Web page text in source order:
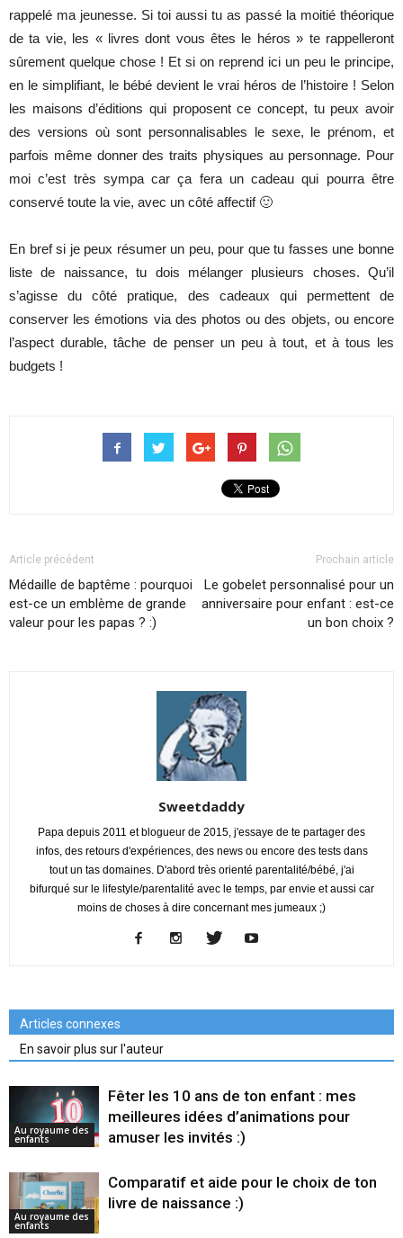
rappelé ma jeunesse. Si toi aussi tu as passé la moitié théorique
de ta vie, les « livres dont vous êtes le héros » te rappelleront
sûrement quelque chose ! Et si on reprend ici un peu le principe,
en le simplifiant, le bébé devient le vrai héros de l’histoire ! Selon
les maisons d’éditions qui proposent ce concept, tu peux avoir
des versions où sont personnalisables le sexe, le prénom, et
parfois même donner des traits physiques au personnage. Pour
moi c’est très sympa car ça fera un cadeau qui pourra être
conservé toute la vie, avec un côté affectif 🙂
En bref si je peux résumer un peu, pour que tu fasses une bonne
liste de naissance, tu dois mélanger plusieurs choses. Qu’il
s’agisse du côté pratique, des cadeaux qui permettent de
conserver les émotions via des photos ou des objets, ou encore
l’aspect durable, tâche de penser un peu à tout, et à tous les
budgets !
Article précédent
Médaille de baptême : pourquoi
est-ce un emblème de grande
valeur pour les papas ? :)
Prochain article
Le gobelet personnalisé pour un
anniversaire pour enfant : est-ce
un bon choix ?
Sweetdaddy
Papa depuis 2011 et blogueur de 2015, j'essaye de te partager des
infos, des retours d'expériences, des news ou encore des tests dans
tout un tas domaines. D'abord très orienté parentalité/bébé, j'ai
bifurqué sur le lifestyle/parentalité avec le temps, par envie et aussi car
moins de choses à dire concernant mes jumeaux ;)
Articles connexes
En savoir plus sur l'auteur
Au royaume des
enfants
Fêter les 10 ans de ton enfant : mes
meilleures idées d’animations pour
amuser les invités :)
Au royaume des
enfants
Comparatif et aide pour le choix de ton
livre de naissance :)